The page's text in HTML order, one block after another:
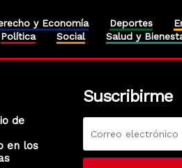
y Economía Deportes
Política Social Salud y
de
en los
Suscribirme